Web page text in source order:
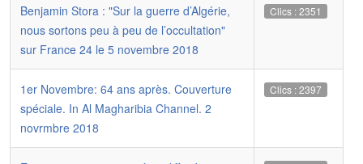
Benjamin Stora : "Sur la guerre d’Algérie,
nous sortons peu à peu de l’occultation"
sur France 24 le 5 novembre 2018
Clics : 2351
1er Novembre: 64 ans après. Couverture
spéciale. In Al Magharibia Channel. 2
novrmbre 2018
Clics : 2397